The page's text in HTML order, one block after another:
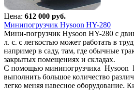
Цена: 612 000 руб.
Минипогрузчик Hysoon HY-280
Мини-погрузчик Hysoon HY-280 с
л. с. с легкостью может работать в
например в саду, там, где обычные
закрытых помещениях и складах.
С помощью минипогрузчика
выполнить большое количество
легко меняя навесное оборудование.